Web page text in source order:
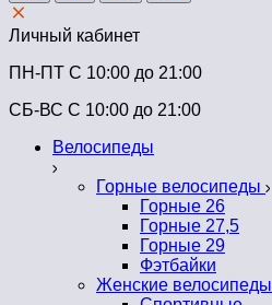
Личный кабинет
ПН-ПТ C 10:00 до 21:00
СБ-ВС С 10:00 до 21:00
Велосипеды
Горные велосипеды
Горные 26
Горные 27,5
Горные 29
Фэтбайки
Женские велосипеды